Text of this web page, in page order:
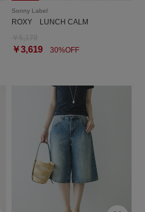
Sonny Label
ROXY LUNCH CALM
￥3,61930%OFF